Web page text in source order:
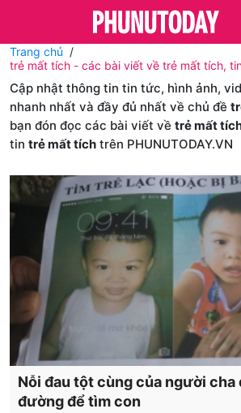
Trang chủ
trẻ mất tích - các bài viết về trẻ mất tích,
Cập nhật thông tin tin tức, hình ảnh,
nhanh nhất và đầy đủ nhất về chủ đề
bạn đón đọc các bài viết về trẻ mất
tin trẻ mất tích trên PHUNUTODAY.VN
Nỗi đau tột cùng của người cha
đường để tìm con